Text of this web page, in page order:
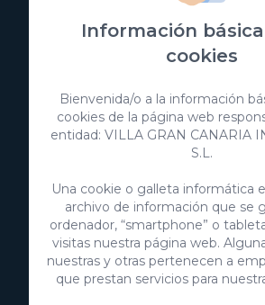
Suscribirme
publicidad de su entidad.
Consiento el uso de mis datos para
lapolítica de privacidad
Puedes obtener más información
básica sobre protección de datos
Información
cookies
Bienvenida/o a la información
cookies de la página web
entidad: VILLA GRAN CANARIA
S.L.
Una cookie o galleta informática
archivo de información que se
ordenador, “smartphone” o
visitas nuestra página web.
nuestras y otras pertenecen a
que prestan servicios para